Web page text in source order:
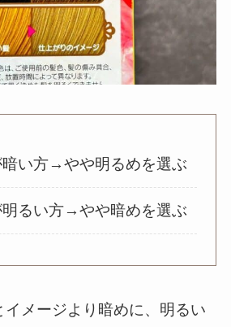
暗い方→やや明るめを選ぶ
明るい方→やや暗めを選ぶ
イメージより暗めに、明るい